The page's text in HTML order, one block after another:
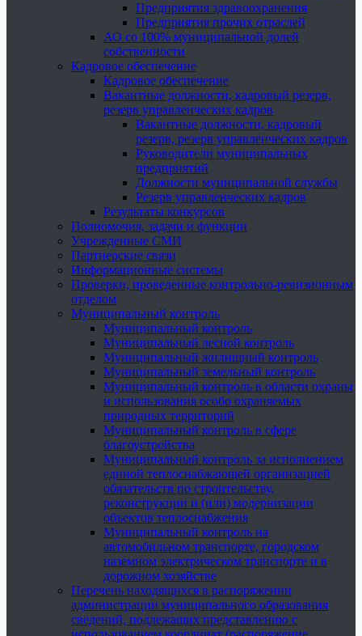
Предприятия здравоохранения
Предприятия прочих отраслей
АО со 100% муниципальной долей
собственности
Кадровое обеспечение
Кадровое обеспечение
Вакантные должности, кадровый резерв,
резерв управленческих кадров
Вакантные должности, кадровый
резерв, резерв управленческих кадров
Руководители муниципальных
предприятий
Должности муниципальной службы
Резерв управленческих кадров
Результаты конкурсов
Полномочия, задачи и функции
Учрежденные СМИ
Партнерские связи
Информационные системы
Проверки, проведенные контрольно-ревизионным
отделом
Муниципальный контроль
Муниципальный контроль
Муниципальный лесной контроль
Муниципальный жилищный контроль
Муниципальный земельный контроль
Муниципальный контроль в области охраны
и использования особо охраняемых
природных территорий
Муниципальный контроль в сфере
благоустройства
Муниципальный контроль за исполнением
единой теплоснабжающей организацией
обязательств по строительству,
реконструкции и (или) модернизации
объектов теплоснабжения
Муниципальный контроль на
автомобильном транспорте, городском
наземном электрическом транспорте и в
дорожном хозяйстве
Перечень находящихся в распоряжении
администрации муниципального образования
сведений, подлежащих представлению с